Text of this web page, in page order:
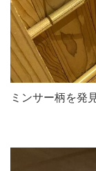
ミンサー柄を発